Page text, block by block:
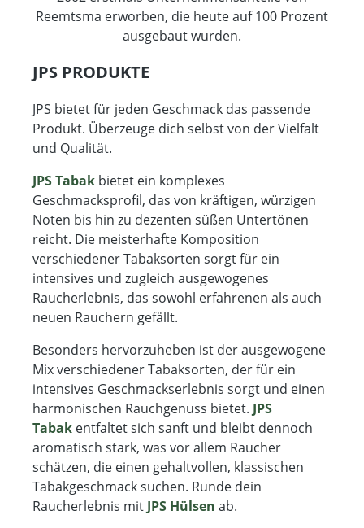
Reemtsma erworben, die heute auf 100 Prozent
ausgebaut wurden.
JPS PRODUKTE
JPS bietet für jeden Geschmack das passende
Produkt. Überzeuge dich selbst von der Vielfalt
und Qualität.
JPS Tabak bietet ein komplexes
Geschmacksprofil, das von kräftigen, würzigen
Noten bis hin zu dezenten süßen Untertönen
reicht. Die meisterhafte Komposition
verschiedener Tabaksorten sorgt für ein
intensives und zugleich ausgewogenes
Raucherlebnis, das sowohl erfahrenen als auch
neuen Rauchern gefällt.
Besonders hervorzuheben ist der ausgewogene
Mix verschiedener Tabaksorten, der für ein
intensives Geschmackserlebnis sorgt und einen
harmonischen Rauchgenuss bietet. JPS
Tabak entfaltet sich sanft und bleibt dennoch
aromatisch stark, was vor allem Raucher
schätzen, die einen gehaltvollen, klassischen
Tabakgeschmack suchen. Runde dein
Raucherlebnis mit JPS Hülsen ab.